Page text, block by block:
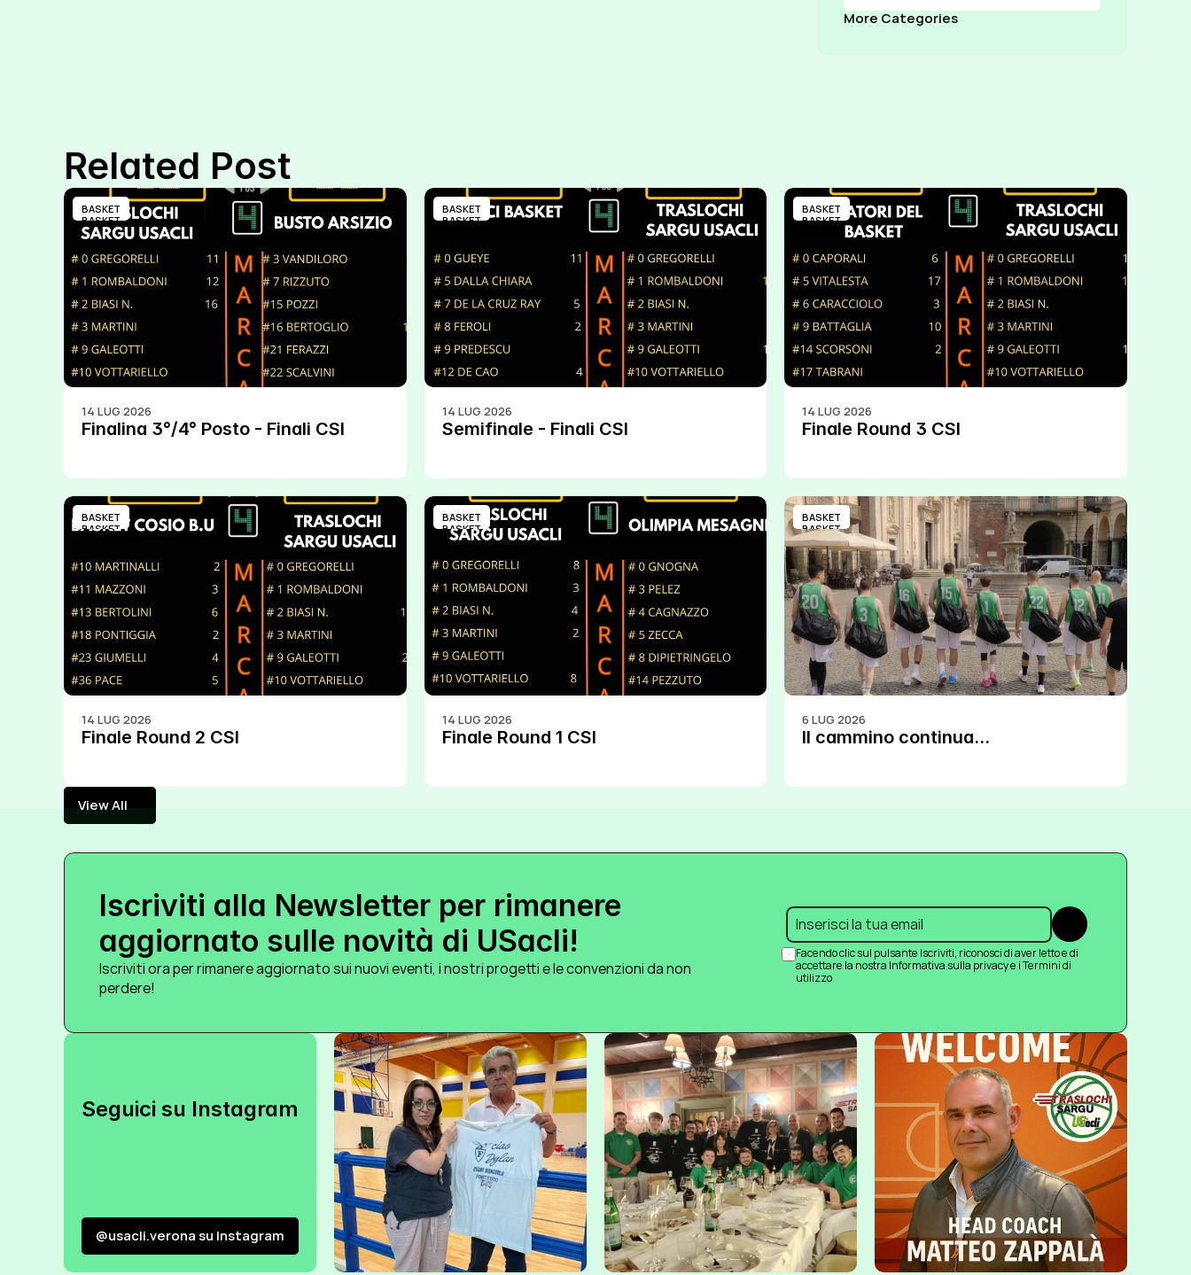
More Categories
Related Post
BASKET
BASKET
14 LUG 2026
Finalina 3°/4° Posto - Finali CSI
BASKET
BASKET
14 LUG 2026
Semifinale - Finali CSI
BASKET
BASKET
14 LUG 2026
Finale Round 3 CSI
BASKET
BASKET
14 LUG 2026
Finale Round 2 CSI
BASKET
BASKET
14 LUG 2026
Finale Round 1 CSI
BASKET
BASKET
6 LUG 2026
Il cammino continua...
View All
View All
Iscriviti alla Newsletter per rimanere
aggiornato sulle novità di USacli!
Iscriviti ora per rimanere aggiornato sui nuovi eventi, i nostri progetti e le convenzioni da non
perdere!
Submit
Facendo clic sul pulsante Iscriviti, riconosci di aver letto e di
accettare la nostra Informativa sulla privacy e i Termini di
utilizzo
Seguici su Instagram
@usacli.verona su Instagram
@usacli.verona su Instagram